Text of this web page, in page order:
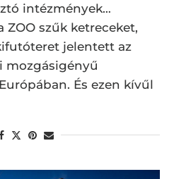
intézmények…
ZOO szűk ketreceket,
jelentett az
mozgásigényű
És ezen kívűl